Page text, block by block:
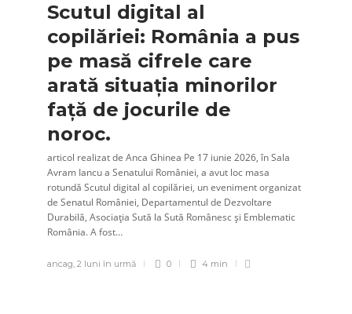
Scutul digital al
copilăriei: România a pus
pe masă cifrele care
arată situația minorilor
față de jocurile de
noroc.
articol realizat de Anca Ghinea Pe 17 iunie 2026, în Sala
Avram Iancu a Senatului României, a avut loc masa
rotundă Scutul digital al copilăriei, un eveniment organizat
de Senatul României, Departamentul de Dezvoltare
Durabilă, Asociația Sută la Sută Românesc și Emblematic
România. A fost…
ancag, 2 luni în urmă 0 4 min